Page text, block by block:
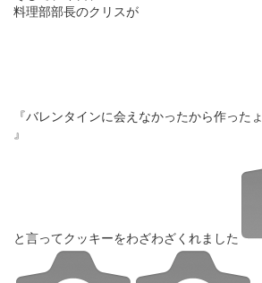
料理部部長のクリスが
『バレンタインに会えなかったから作ったょ
』
と言ってクッキーをわざわざくれました